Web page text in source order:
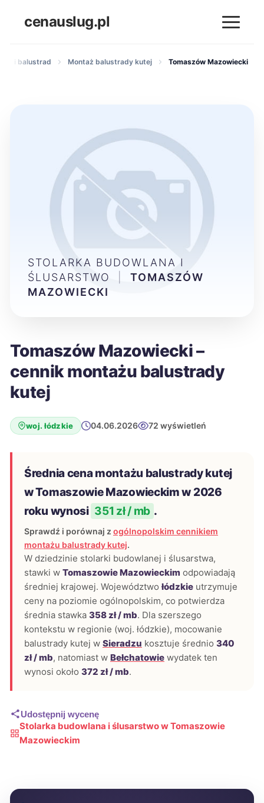
cenauslug.pl
i balustrad Montaż balustrady kutej Tomaszów Mazowiecki
Tomaszów Mazowiecki –
cennik montażu balustrady
kutej
woj. łódzkie 04.06.2026 72 wyświetleń
Średnia cena montażu balustrady kutej
w Tomaszowie Mazowieckim w 2026
roku wynosi 351 zł / mb .
Sprawdź i porównaj z ogólnopolskim cennikiem
montażu balustrady kutej.
W dziedzinie stolarki budowlanej i ślusarstwa,
stawki w Tomaszowie Mazowieckim odpowiadają
średniej krajowej. Województwołódzkie utrzymuje
ceny na poziomie ogólnopolskim, co potwierdza
średnia stawka 358 zł / mb. Dla szerszego
kontekstu w regionie (woj. łódzkie), mocowanie
balustrady kutej w Sieradzu kosztuje średnio 340
zł / mb, natomiast w Bełchatowie wydatek ten
wynosi około 372 zł / mb.
Udostępnij wycenę
Stolarka budowlana i ślusarstwo w Tomaszowie
Mazowieckim
STOLARKA BUDOWLANA I
ŚLUSARSTWO
TOMASZÓW
MAZOWIECKI